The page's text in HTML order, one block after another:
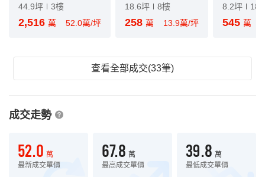
44.9坪 3樓
2,516 萬 52.0萬/坪
18.6坪 8樓
258 萬 13.9萬/坪
8.2坪 18
545 萬
查看全部成交(33筆)
成交走勢
52.0 萬
最新成交單價
67.8 萬
最高成交單價
39.8 萬
最低成交單價